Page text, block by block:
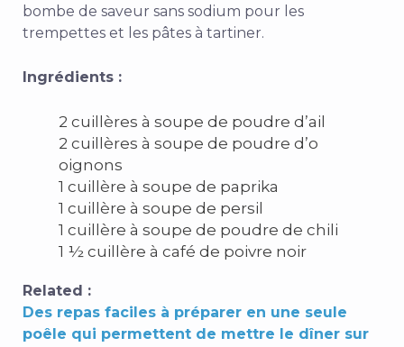
bombe de saveur sans sodium pour les
trempettes et les pâtes à tartiner.
Ingrédients :
2 cuillères à soupe de poudre d’ail
2 cuillères à soupe de poudre d’o
oignons
1 cuillère à soupe de paprika
1 cuillère à soupe de persil
1 cuillère à soupe de poudre de chili
1 ½ cuillère à café de poivre noir
Related :
Des repas faciles à préparer en une seule
poêle qui permettent de mettre le dîner sur